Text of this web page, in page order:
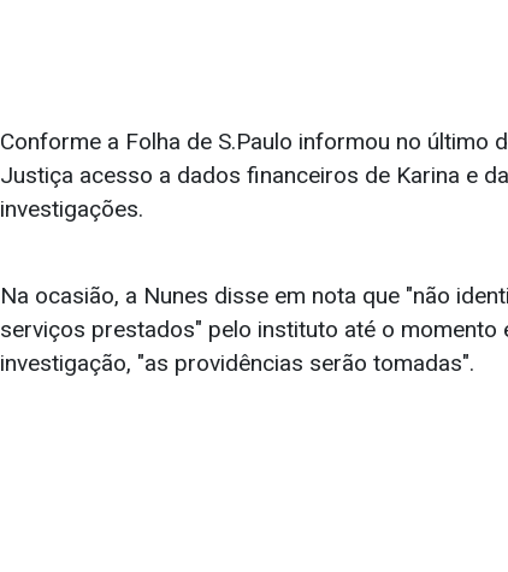
Conforme a Folha de S.Paulo informou no último
Justiça acesso a dados financeiros de Karina e
investigações.
Na ocasião, a Nunes disse em nota que "não
serviços prestados" pelo instituto até o momento
investigação, "as providências serão tomadas".